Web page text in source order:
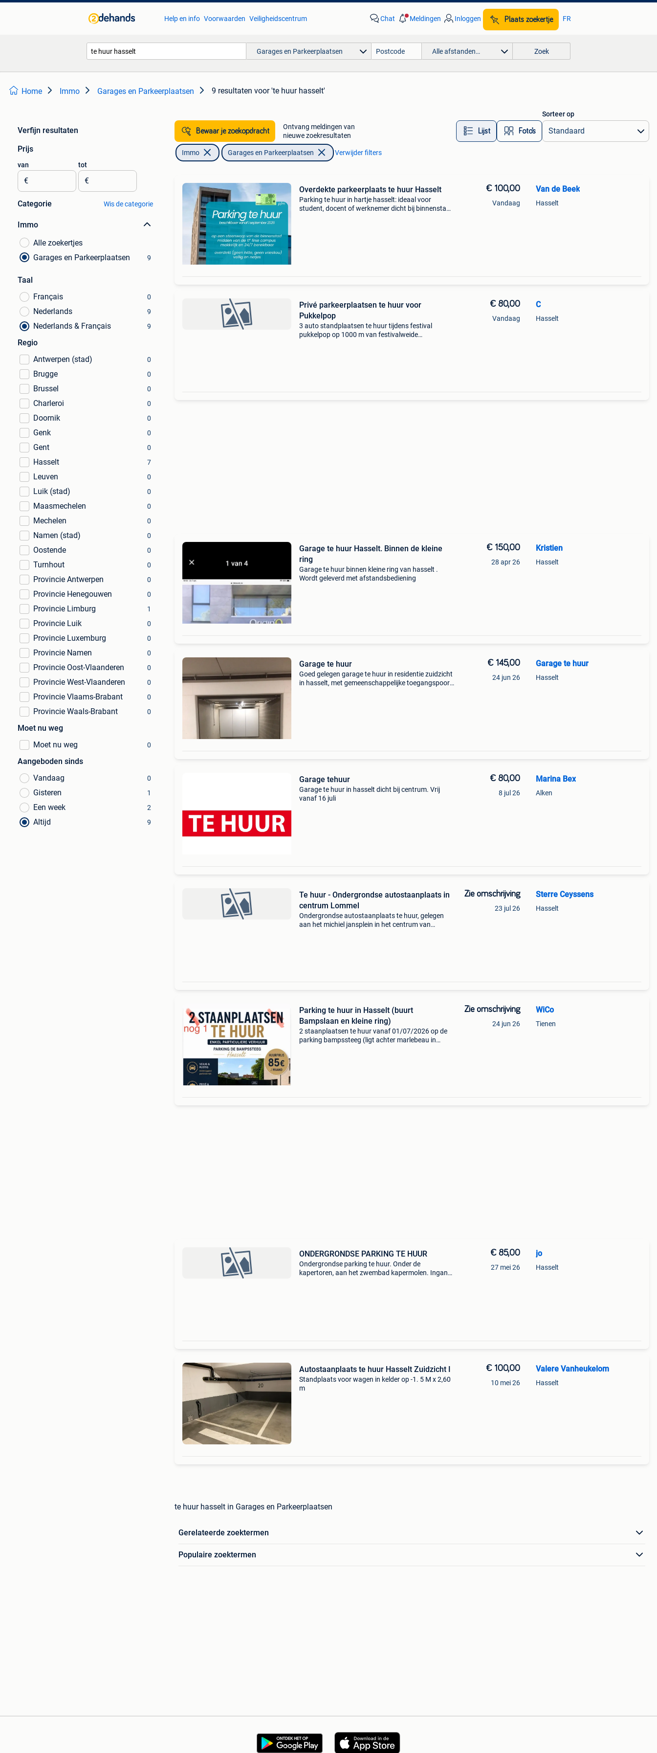
Help en info Voorwaarden Veiligheidscentrum Chat Meldingen Inloggen Plaats zoekertje FR
Garages en Parkeerplaatsen Alle afstanden… Zoek
Home Immo Garages en Parkeerplaatsen 9 resultaten voor 'te huur hasselt'
Verfijn resultaten
Prijs
van
€
tot
€
Categorie Wis de categorie
Immo
Alle zoekertjes
Garages en Parkeerplaatsen
9
Taal
Français
0
Nederlands 9
Nederlands & Français 9
Regio
Antwerpen (stad)
0
Brugge 0
Brussel 0
Charleroi 0
Doornik 0
Genk 0
Gent 0
Hasselt 7
Leuven 0
Luik (stad) 0
Maasmechelen 0
Mechelen 0
Namen (stad) 0
Oostende 0
Turnhout 0
Provincie Antwerpen 0
Provincie Henegouwen 0
Provincie Limburg 1
Provincie Luik 0
Provincie Luxemburg 0
Provincie Namen 0
Provincie Oost-Vlaanderen 0
Provincie West-Vlaanderen 0
Provincie Vlaams-Brabant 0
Provincie Waals-Brabant 0
Moet nu weg
Moet nu weg
0
Aangeboden sinds
Vandaag
0
Gisteren 1
Een week 2
Altijd 9
Bewaar je zoekopdracht
Ontvang meldingen van
nieuwe zoekresultaten
Lijst Foto’s
Sorteer op
Immo Garages en Parkeerplaatsen Verwijder filters
Overdekte parkeerplaats te huur Hasselt
Parking te huur in hartje hasselt: ideaal voor
student, docent of werknemer dicht bij binnenstad,
€ 100,00
Vandaag
Van de Beek
Hasselt
Privé parkeerplaatsen te huur voor
Pukkelpop
3 auto standplaatsen te huur tijdens festival
pukkelpop op 1000 m van festivalweide
€ 80,00
Vandaag
C
Hasselt
Garage te huur Hasselt. Binnen de kleine
ring
Garage te huur binnen kleine ring van hasselt .
Wordt geleverd met afstandsbediening
€ 150,00
28 apr 26
Kristien
Hasselt
Garage te huur
Goed gelegen garage te huur in residentie zuidzicht
in hasselt, met gemeenschappelijke toegangspoort
€ 145,00
24 jun 26
Garage te huur
Hasselt
Garage tehuur
Garage te huur in hasselt dicht bij centrum. Vrij
vanaf 16 juli
€ 80,00
8 jul 26
Marina Bex
Alken
Te huur - Ondergrondse autostaanplaats in
centrum Lommel
Ondergrondse autostaanplaats te huur, gelegen
aan het michiel jansplein in het centrum van
Zie omschrijving
23 jul 26
Sterre Ceyssens
Hasselt
Parking te huur in Hasselt (buurt
Bampslaan en kleine ring)
2 staanplaatsen te huur vanaf 01/07/2026 op de
parking bampssteeg (ligt achter marlebeau in
Zie omschrijving
24 jun 26
WiCo
Tienen
ONDERGRONDSE PARKING TE HUUR
Ondergrondse parking te huur. Onder de
kapertoren, aan het zwembad kapermolen. Ingang
€ 85,00
27 mei 26
jo
Hasselt
Autostaanplaats te huur Hasselt Zuidzicht I
Standplaats voor wagen in kelder op -1. 5 M x 2,60
m
€ 100,00
10 mei 26
Valere Vanheukelom
Hasselt
te huur hasselt in Garages en Parkeerplaatsen
Gerelateerde zoektermen
Populaire zoektermen